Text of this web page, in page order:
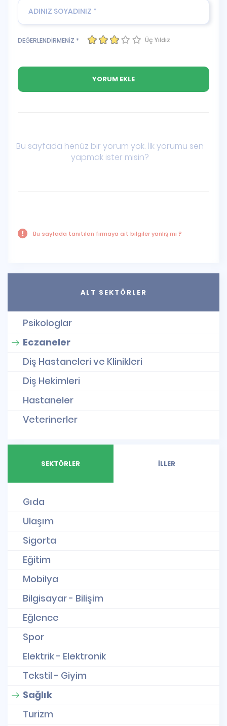
DEĞERLENDİRMENİZ * Üç Yıldız
Bu sayfada henüz bir yorum yok. İlk yorumu sen
yapmak ister misin?
Bu sayfada tanıtılan firmaya ait bilgiler yanlış mı ?
ALT SEKTÖRLER
Psikologlar
Eczaneler
Diş Hastaneleri ve Klinikleri
Diş Hekimleri
Hastaneler
Veterinerler
SEKTÖRLER İLLER
Gıda
Ulaşım
Sigorta
Eğitim
Mobilya
Bilgisayar - Bilişim
Eğlence
Spor
Elektrik - Elektronik
Tekstil - Giyim
Sağlık
Turizm